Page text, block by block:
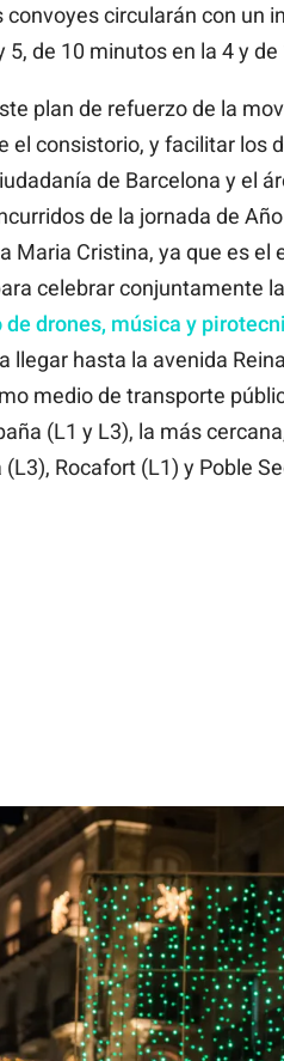
convoyes circularán con un
5, de 10 minutos en la 4 y
plan de refuerzo de la
el consistorio, y facilitar los
de Barcelona y el
de la jornada de
Maria Cristina, ya que es el
celebrar conjuntamente
drones, música y
llegar hasta la avenida
medio de transporte
(L1 y L3), la más
Rocafort (L1) y Poble